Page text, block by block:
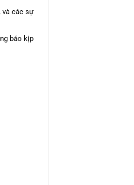
và các sự
báo kịp